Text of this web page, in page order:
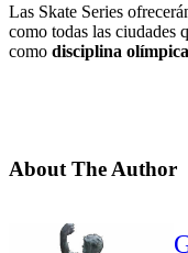
Las Skate Series
como todas las ciudades
como disciplina olímpica
About The Author